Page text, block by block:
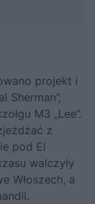
projekt i
Sherman”,
M3 „Lee”.
z
pod El
walczyły
Włoszech, a